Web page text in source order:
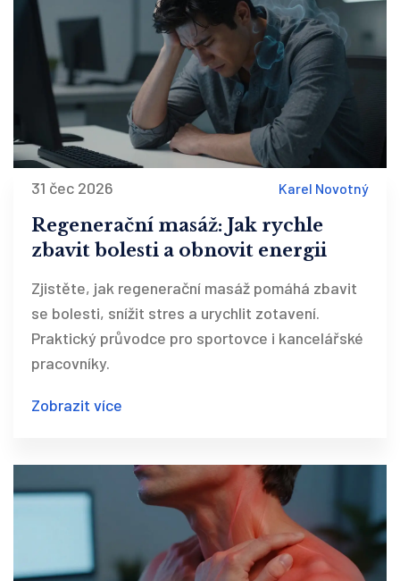
31 čec 2026 Karel Novotný
Regenerační masáž: Jak rychle
zbavit bolesti a obnovit energii
Zjistěte, jak regenerační masáž pomáhá zbavit
se bolesti, snížit stres a urychlit zotavení.
Praktický průvodce pro sportovce i kancelářské
pracovníky.
Zobrazit více